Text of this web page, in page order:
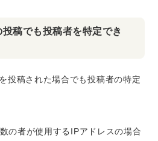
稿でも投稿者を特定でき
投稿された場合でも投稿者の特定
の者が使用するIPアドレスの場合